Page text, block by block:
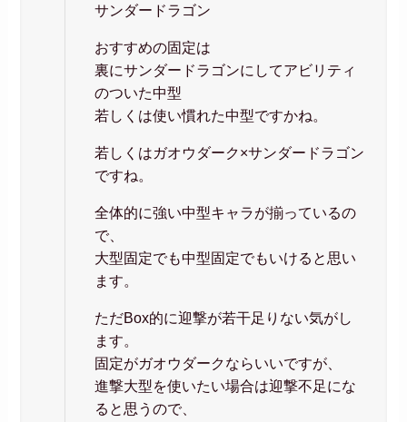
サンダードラゴン
おすすめの固定は
裏にサンダードラゴンにしてアビリティ
のついた中型
若しくは使い慣れた中型ですかね。
若しくはガオウダーク×サンダードラゴン
ですね。
全体的に強い中型キャラが揃っているの
で、
大型固定でも中型固定でもいけると思い
ます。
ただBox的に迎撃が若干足りない気がし
ます。
固定がガオウダークならいいですが、
進撃大型を使いたい場合は迎撃不足にな
ると思うので、